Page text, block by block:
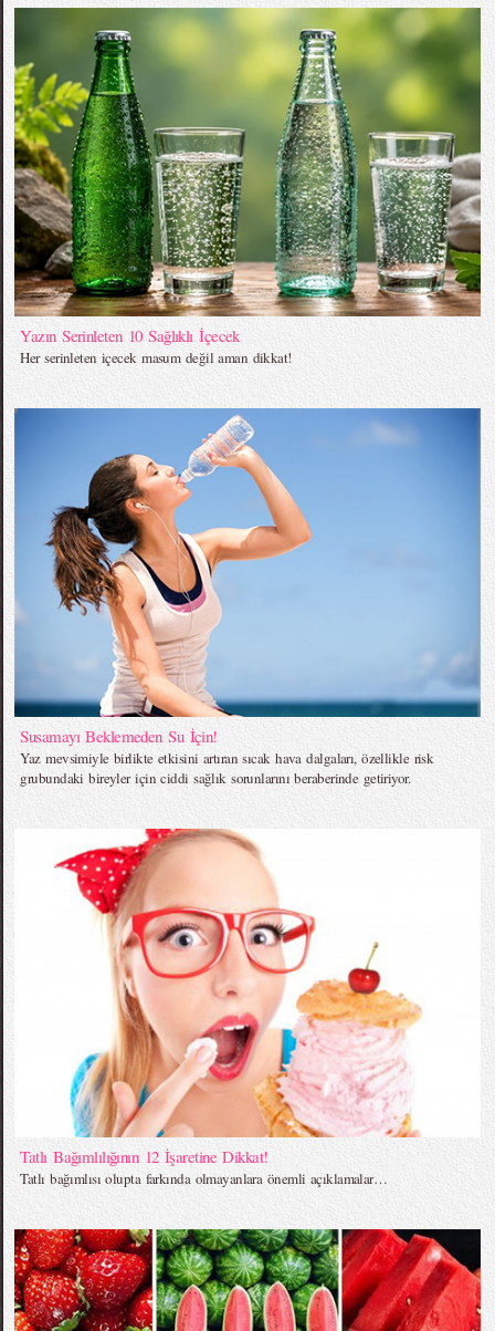
Yazın Serinleten 10 Sağlıklı İçecek
Her serinleten içecek masum değil aman dikkat!
Susamayı Beklemeden Su İçin!
Yaz mevsimiyle birlikte etkisini artıran sıcak hava dalgaları, özellikle risk
grubundaki bireyler için ciddi sağlık sorunlarını beraberinde getiriyor.
Tatlı Bağımlılığının 12 İşaretine Dikkat!
Tatlı bağımlısı olupta farkında olmayanlara önemli açıklamalar…